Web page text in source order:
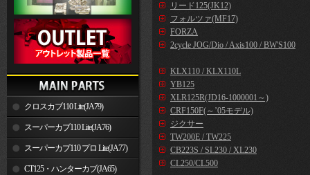
クロスカブ110 Lite(JA79)
スーパーカブ110 Lite(JA76)
スーパーカブ110 プロ Lite(JA77)
CT125・ハンターカブ(JA65)
リード125(JK12)
フォルツァ(MF17)
FORZA
2cycle JOG/Dio / Axis100 / BW'S100
KLX110 / KLX110L
YB125
XLR125R(JD16-1000001～)
CRF150F(～’05モデル)
ジクサー
TW200E / TW225
CB223S / SL230 / XL230
CL250/CL500